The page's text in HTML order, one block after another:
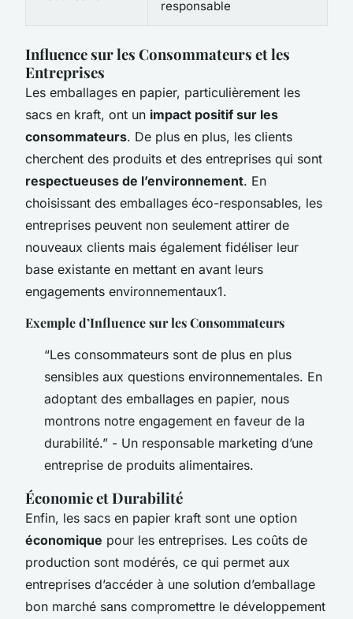
responsable
Influence sur les Consommateurs et les
Entreprises
Les emballages en papier, particulièrement les
sacs en kraft, ont un impact positif sur les
consommateurs. De plus en plus, les clients
cherchent des produits et des entreprises qui sont
respectueuses de l’environnement. En
choisissant des emballages éco-responsables, les
entreprises peuvent non seulement attirer de
nouveaux clients mais également fidéliser leur
base existante en mettant en avant leurs
engagements environnementaux1.
Exemple d’Influence sur les Consommateurs
“Les consommateurs sont de plus en plus
sensibles aux questions environnementales. En
adoptant des emballages en papier, nous
montrons notre engagement en faveur de la
durabilité.” - Un responsable marketing d’une
entreprise de produits alimentaires.
Économie et Durabilité
Enfin, les sacs en papier kraft sont une option
économique pour les entreprises. Les coûts de
production sont modérés, ce qui permet aux
entreprises d’accéder à une solution d’emballage
bon marché sans compromettre le développement